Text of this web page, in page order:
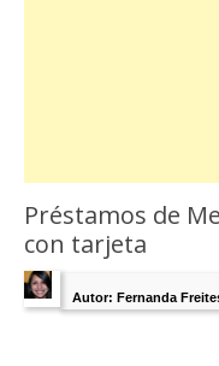
Préstamos de
con tarjeta
Autor: Fernanda